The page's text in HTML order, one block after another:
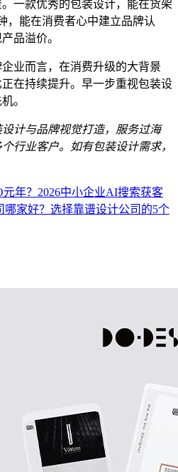
一款优秀的包装设计，能在货架
，能在消费者心中建立品牌认
品溢价。
业而言，在消费升级的大背景
正在持续提升。早一步重视包装设
。
计与品牌视觉打造，服务过海
行业客户。如有包装设计需求，
年？2026中小企业AI搜索获客
哪家好？选择靠谱设计公司的5个